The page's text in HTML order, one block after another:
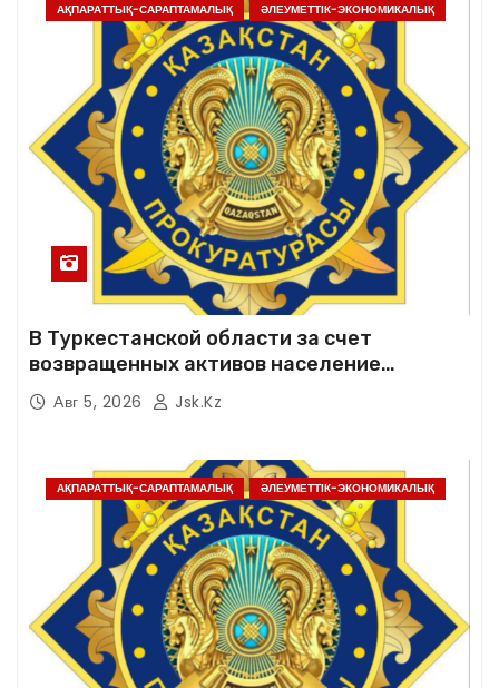
АҚПАРАТТЫҚ-САРАПТАМАЛЫҚ ӘЛЕУМЕТТІК-ЭКОНОМИКАЛЫҚ
В Туркестанской области за счет
возвращенных активов население
обеспечено качественной питьевой водой
Авг 5, 2026 Jsk.kz
АҚПАРАТТЫҚ-САРАПТАМАЛЫҚ ӘЛЕУМЕТТІК-ЭКОНОМИКАЛЫҚ